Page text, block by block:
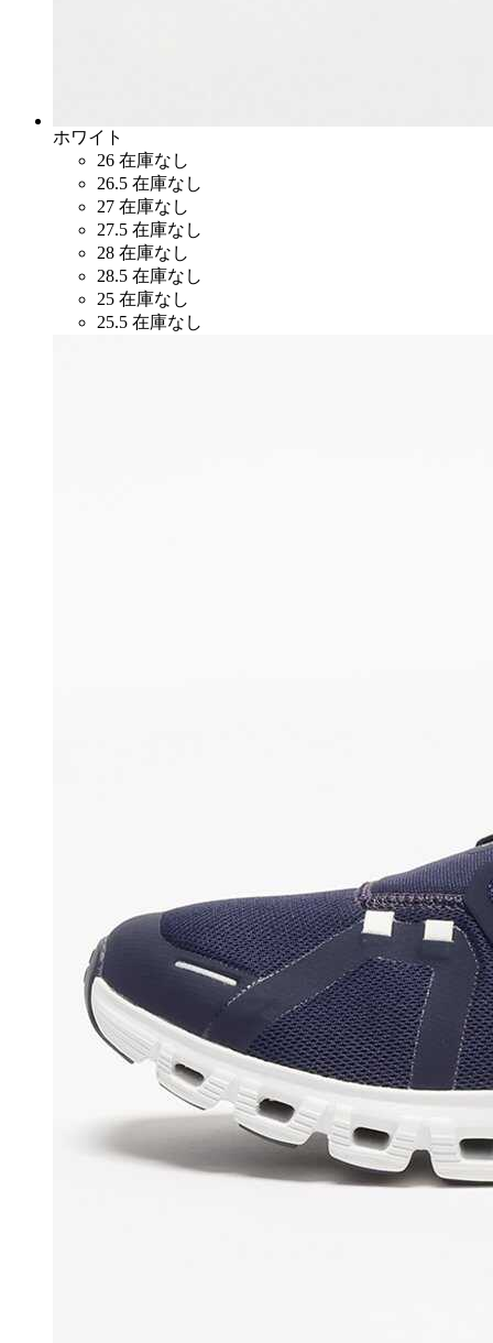
ホワイト
26 在庫なし
26.5 在庫なし
27 在庫なし
27.5 在庫なし
28 在庫なし
28.5 在庫なし
25 在庫なし
25.5 在庫なし